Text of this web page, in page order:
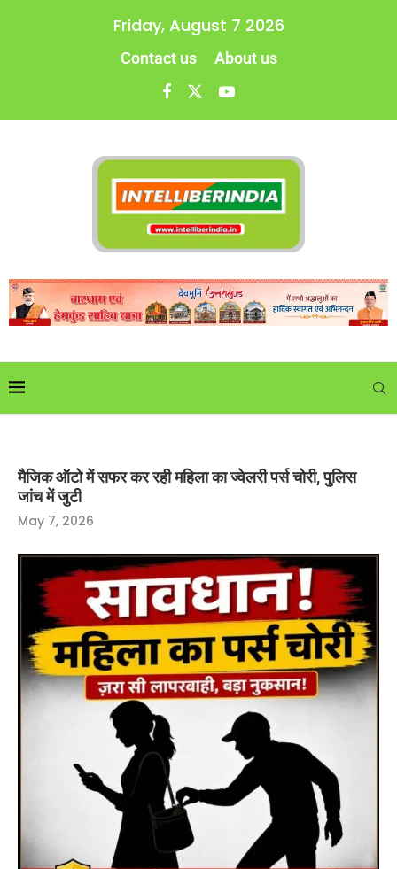
Friday, August 7 2026
Contact us About us
मैजिक ऑटो में सफर कर रही महिला का ज्वेलरी पर्स चोरी, पुलिस
जांच में जुटी
May 7, 2026